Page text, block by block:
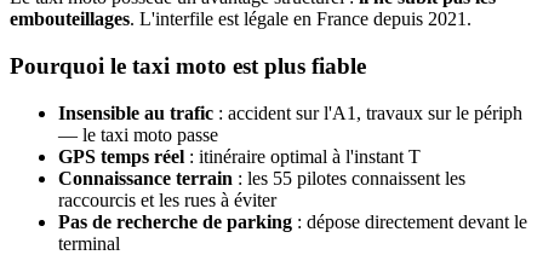
embouteillages. L'interfile est légale en France depuis 2021.
Pourquoi le taxi moto est plus fiable
Insensible au trafic : accident sur l'A1, travaux sur le périph
— le taxi moto passe
GPS temps réel : itinéraire optimal à l'instant T
Connaissance terrain : les 55 pilotes connaissent les
raccourcis et les rues à éviter
Pas de recherche de parking : dépose directement devant le
terminal